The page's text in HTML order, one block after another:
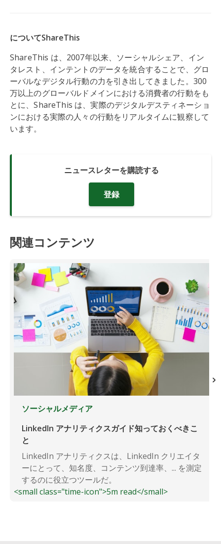
についてShareThis
ShareThis は、2007年以来、ソーシャルシェア、イン
タレスト、インテントのデータを統合することで、グロ
ーバルなデジタル行動の力を引き出してきました。300
万以上のグローバルドメインにおける消費者の行動をも
とに、ShareThis は、実際のデジタルデスティネーショ
ンにおける実際の人々の行動をリアルタイムに観察して
います。
ニュースレターを購読する
登録
関連コンテンツ
ソーシャルメディア
LinkedIn アナリティクスガイド知っておくべきこ
と
LinkedIn アナリティクスは、LinkedIn クリエイタ
ーにとって、知名度、コンテンツ到達率、... を測定
するのに役立つツールだ。
<small class="time-icon">5m read</small>